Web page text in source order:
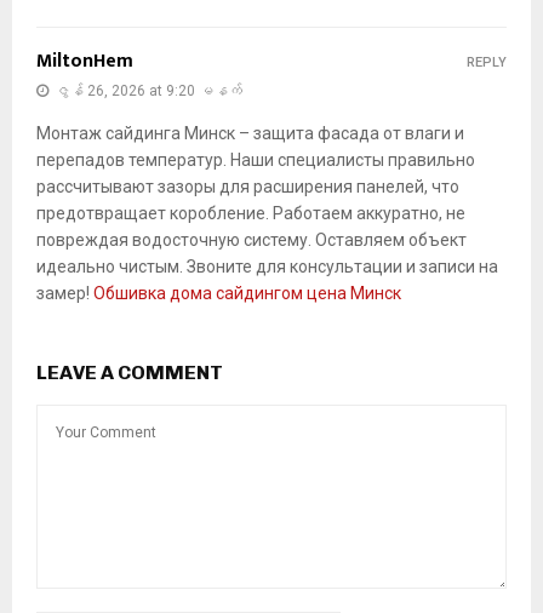
MiltonHem
ဇွန် 26, 2026 at 9:20 မနက်
Монтаж сайдинга Минск – защита фасада от влаги и
перепадов температур. Наши специалисты правильно
рассчитывают зазоры для расширения панелей, что
предотвращает коробление. Работаем аккуратно, не
повреждая водосточную систему. Оставляем объект
идеально чистым. Звоните для консультации и записи на
замер! Обшивка дома сайдингом цена Минск
REPLY
LEAVE A COMMENT